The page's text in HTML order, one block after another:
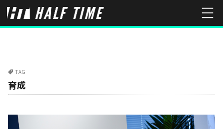
TAG
育成